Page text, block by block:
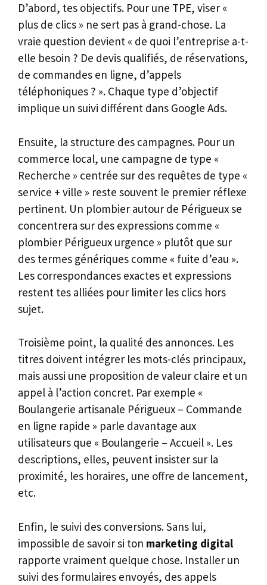
D’abord, tes objectifs. Pour une TPE, viser «
plus de clics » ne sert pas à grand-chose. La
vraie question devient « de quoi l’entreprise a-t-
elle besoin ? De devis qualifiés, de réservations,
de commandes en ligne, d’appels
téléphoniques ? ». Chaque type d’objectif
implique un suivi différent dans Google Ads.
Ensuite, la structure des campagnes. Pour un
commerce local, une campagne de type «
Recherche » centrée sur des requêtes de type «
service + ville » reste souvent le premier réflexe
pertinent. Un plombier autour de Périgueux se
concentrera sur des expressions comme «
plombier Périgueux urgence » plutôt que sur
des termes génériques comme « fuite d’eau ».
Les correspondances exactes et expressions
restent tes alliées pour limiter les clics hors
sujet.
Troisième point, la qualité des annonces. Les
titres doivent intégrer les mots-clés principaux,
mais aussi une proposition de valeur claire et un
appel à l’action concret. Par exemple «
Boulangerie artisanale Périgueux – Commande
en ligne rapide » parle davantage aux
utilisateurs que « Boulangerie – Accueil ». Les
descriptions, elles, peuvent insister sur la
proximité, les horaires, une offre de lancement,
etc.
Enfin, le suivi des conversions. Sans lui,
impossible de savoir si ton marketing digital
rapporte vraiment quelque chose. Installer un
suivi des formulaires envoyés, des appels